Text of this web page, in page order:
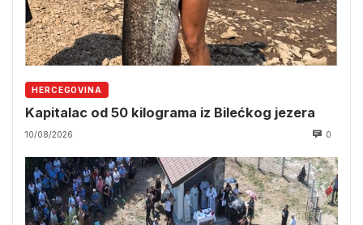
HERCEGOVINA
Kapitalac od 50 kilograma iz Bilećkog jezera
10/08/2026 0